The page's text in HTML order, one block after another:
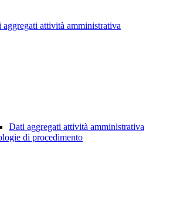
aggregati attività amministrativa
Dati aggregati attività amministrativa
di procedimento